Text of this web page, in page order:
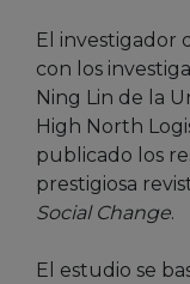
El investigador
con los
Ning Lin de la
High North
publicado los
prestigiosa
Social Change.
El estudio se